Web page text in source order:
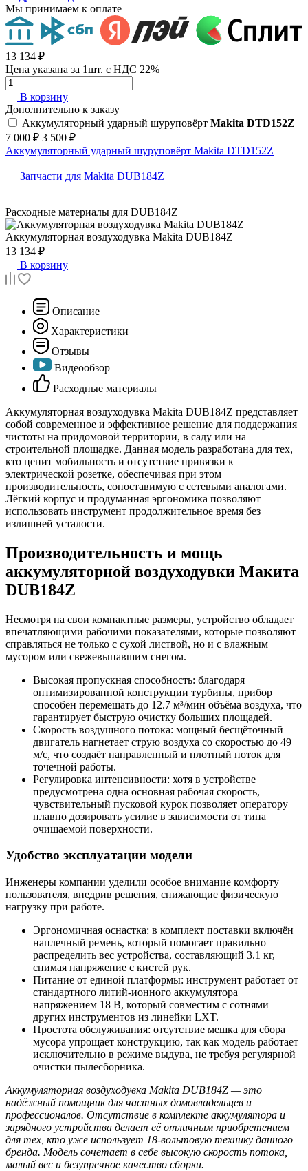
Мы принимаем к оплате
13 134 ₽
Цена указана за 1шт. с НДС 22%
В корзину
Дополнительно к заказу
Аккумуляторный ударный шуруповёрт Makita DTD152Z
7 000 ₽ 3 500 ₽
Аккумуляторный ударный шуруповёрт Makita DTD152Z
Запчасти для Makita DUB184Z
Расходные материалы для DUB184Z
Аккумуляторная воздуходувка Makita DUB184Z
13 134 ₽
В корзину
Описание
Характеристики
Отзывы
Видеообзор
Расходные материалы
Аккумуляторная воздуходувка Makita DUB184Z представляет
собой современное и эффективное решение для поддержания
чистоты на придомовой территории, в саду или на
строительной площадке. Данная модель разработана для тех,
кто ценит мобильность и отсутствие привязки к
электрической розетке, обеспечивая при этом
производительность, сопоставимую с сетевыми аналогами.
Лёгкий корпус и продуманная эргономика позволяют
использовать инструмент продолжительное время без
излишней усталости.
Производительность и мощь
аккумуляторной воздуходувки Макита
DUB184Z
Несмотря на свои компактные размеры, устройство обладает
впечатляющими рабочими показателями, которые позволяют
справляться не только с сухой листвой, но и с влажным
мусором или свежевыпавшим снегом.
Высокая пропускная способность: благодаря
оптимизированной конструкции турбины, прибор
способен перемещать до 12.7 м³/мин объёма воздуха, что
гарантирует быструю очистку больших площадей.
Скорость воздушного потока: мощный бесщёточный
двигатель нагнетает струю воздуха со скоростью до 49
м/с, что создаёт направленный и плотный поток для
точечной работы.
Регулировка интенсивности: хотя в устройстве
предусмотрена одна основная рабочая скорость,
чувствительный пусковой курок позволяет оператору
плавно дозировать усилие в зависимости от типа
очищаемой поверхности.
Удобство эксплуатации модели
Инженеры компании уделили особое внимание комфорту
пользователя, внедрив решения, снижающие физическую
нагрузку при работе.
Эргономичная оснастка: в комплект поставки включён
наплечный ремень, который помогает правильно
распределить вес устройства, составляющий 3.1 кг,
снимая напряжение с кистей рук.
Питание от единой платформы: инструмент работает от
стандартного литий-ионного аккумулятора
напряжением 18 В, который совместим с сотнями
других инструментов из линейки LXT.
Простота обслуживания: отсутствие мешка для сбора
мусора упрощает конструкцию, так как модель работает
исключительно в режиме выдува, не требуя регулярной
очистки пылесборника.
Аккумуляторная воздуходувка Makita DUB184Z — это
надёжный помощник для частных домовладельцев и
профессионалов. Отсутствие в комплекте аккумулятора и
зарядного устройства делает её отличным приобретением
для тех, кто уже использует 18-вольтовую технику данного
бренда. Модель сочетает в себе высокую скорость потока,
малый вес и безупречное качество сборки.